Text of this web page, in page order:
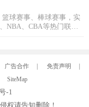
册，免费课件播放量达
均拥有权威影响力。投
资本市场、健康、教
、Vtalk、投等舱、创投
中网在投资中国、投资
济，推动新商业文明。
球赛事、棒球赛事，实
NBA、CBA等热门联赛
广告合作 免责声明
SiteMap
-1
权请告知删除！